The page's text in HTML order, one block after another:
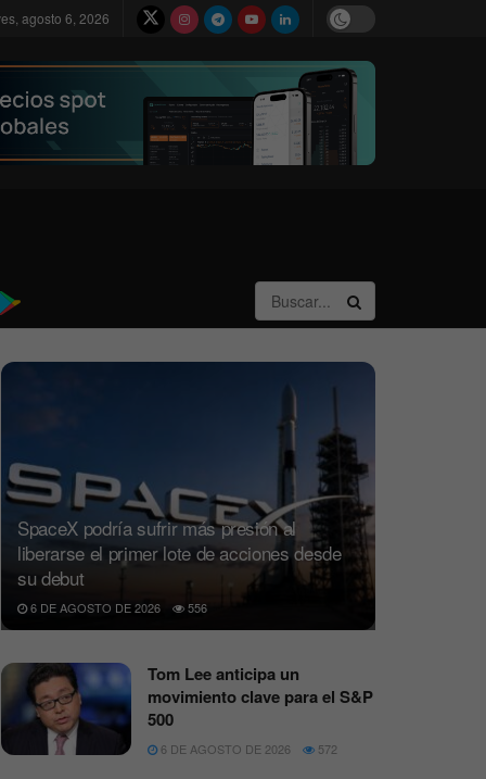
agosto 6, 2026
SpaceX podría sufrir más presión al
liberarse el primer lote de acciones desde
su debut
6 DE AGOSTO DE 2026 556
Tom Lee anticipa un
movimiento clave para el S&P
500
6 DE AGOSTO DE 2026 572